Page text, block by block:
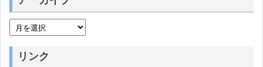
リンク